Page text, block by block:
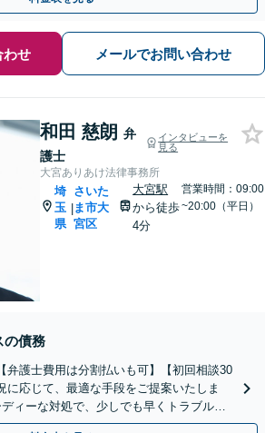
わせ メールでお問い合わせ
和田 慈朗 弁
護士
インタビューを
見る
大宮ありあけ法律事務所
埼
玉
県
|
さいた
ま市大
宮区
大宮駅
から徒歩
4分
営業時間：09:00
~20:00（平日）
の債務
弁護士費用は分割払いも可】【初回相談30
に応じて、最適な手段をご提案いたしま
ィーな対処で、少しでも早くトラブルを